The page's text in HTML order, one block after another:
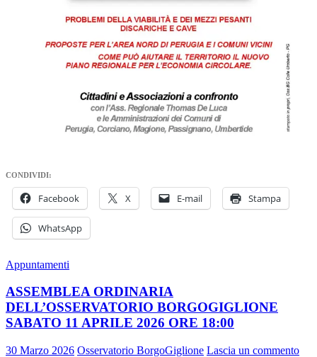
CONDIVIDI:
Facebook X E-mail Stampa
WhatsApp
Appuntamenti
ASSEMBLEA ORDINARIA
DELL’OSSERVATORIO BORGOGIGLIONE
SABATO 11 APRILE 2026 ORE 18:00
30 Marzo 2026 Osservatorio BorgoGiglione Lascia un commento